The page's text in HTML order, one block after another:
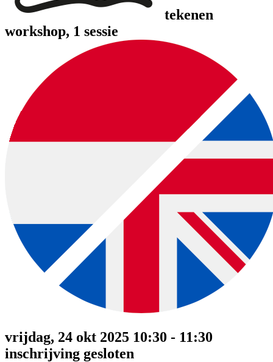
tekenen
workshop, 1 sessie
vrijdag, 24 okt 2025 10:30 - 11:30
inschrijving gesloten